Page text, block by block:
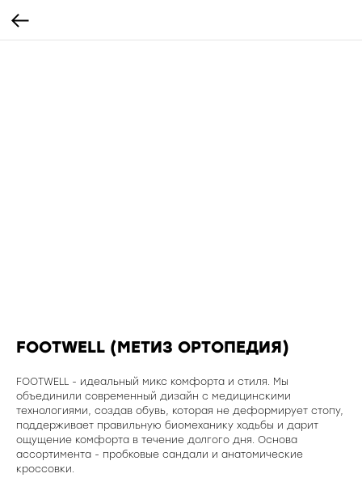
FOOTWELL (МЕТИЗ ОРТОПЕДИЯ)
FOOTWELL - идеальный микс комфорта и стиля. Мы
объединили современный дизайн с медицинскими
технологиями, создав обувь, которая не деформирует стопу,
поддерживает правильную биомеханику ходьбы и дарит
ощущение комфорта в течение долгого дня. Основа
ассортимента - пробковые сандали и анатомические
кроссовки.